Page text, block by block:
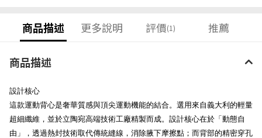
商品描述 更多說明 評價(1) 推薦
商品描述
設計核心
這款運動背心是奢華質感與頂尖運動機能的結合。選用來自義大利的輕量
超細纖維，並於立陶宛高端技術工廠精製而成。設計核心在於「動態自
由」，透過熱封技術取代傳統縫線，消除腋下摩擦點；而背部的精密穿孔